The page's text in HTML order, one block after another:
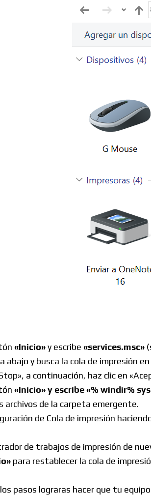
«Inicio»y escribe «services.msc»
abajo y busca la cola de impresión
a continuación, haz clic en
«Inicio» y escribe «% windir%
archivos de la carpeta emergente.
de Cola de impresión
de trabajos de impresión de
para restablecer la cola de
pasos lograras hacer que tu